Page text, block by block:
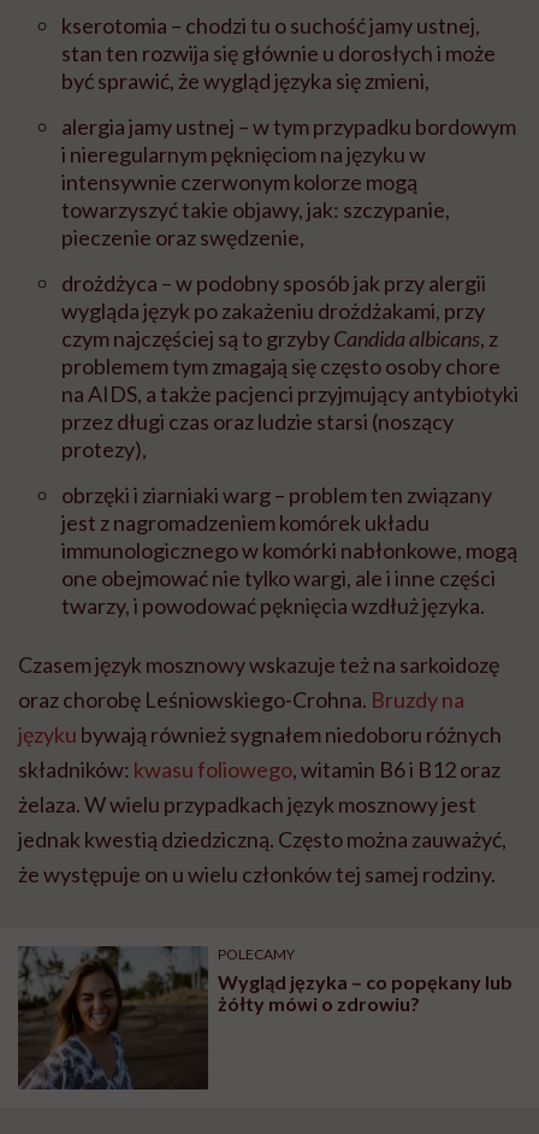
kserotomia – chodzi tu o suchość jamy ustnej,
stan ten rozwija się głównie u dorosłych i może
być sprawić, że wygląd języka się zmieni,
alergia jamy ustnej – w tym przypadku bordowym
i nieregularnym pęknięciom na języku w
intensywnie czerwonym kolorze mogą
towarzyszyć takie objawy, jak: szczypanie,
pieczenie oraz swędzenie,
drożdżyca – w podobny sposób jak przy alergii
wygląda język po zakażeniu drożdżakami, przy
czym najczęściej są to grzybyCandida albicans, z
problemem tym zmagają się często osoby chore
na AIDS, a także pacjenci przyjmujący antybiotyki
przez długi czas oraz ludzie starsi (noszący
protezy),
obrzęki i ziarniaki warg – problem ten związany
jest z nagromadzeniem komórek układu
immunologicznego w komórki nabłonkowe, mogą
one obejmować nie tylko wargi, ale i inne części
twarzy, i powodować pęknięcia wzdłuż języka.
Czasem język mosznowy wskazuje też na sarkoidozę
oraz chorobę Leśniowskiego-Crohna. Bruzdy na
języku bywają również sygnałem niedoboru różnych
składników: kwasu foliowego, witamin B6 i B12 oraz
żelaza. W wielu przypadkach język mosznowy jest
jednak kwestią dziedziczną. Często można zauważyć,
że występuje on u wielu członków tej samej rodziny.
POLECAMY
Wygląd języka – co popękany lub
żółty mówi o zdrowiu?